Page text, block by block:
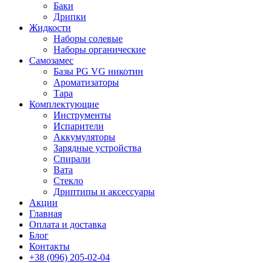
Баки
Дрипки
Жидкости
Наборы солевые
Наборы органические
Самозамес
Базы PG VG никотин
Ароматизаторы
Тара
Комплектующие
Инструменты
Испарители
Аккумуляторы
Зарядные устройства
Спирали
Вата
Стекло
Дриптипы и аксессуары
Акции
Главная
Оплата и доставка
Блог
Контакты
+38 (096) 205-02-04